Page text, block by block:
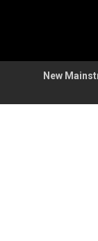
New